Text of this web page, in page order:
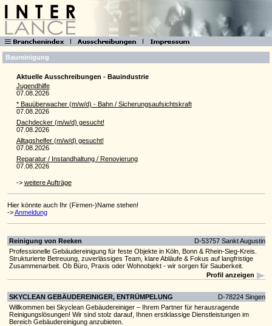
Baureinigung
Aktuelle Ausschreibungen - Bauindustrie
Jugendhilfe
07.08.2026
* Bauüberwacher (m/w/d) - Bahn / Sicherungsaufsichtskraft
07.08.2026
Dachdecker (m/w/d) gesucht!
07.08.2026
Alltagshelfer (m/w/d) gesucht!
07.08.2026
Reparatur / Instandhaltung / Renovierung
07.08.2026
-> weitere Aufträge
Hier könnte auch Ihr (Firmen-)Name stehen!
->Anmeldung
Reinigung von Reeken
D-53757 Sankt Augustin
Professionelle Gebäudereinigung für feste Objekte in Köln, Bonn & Rhein-Sieg-Kreis.
Strukturierte Betreuung, zuverlässiges Team, klare Abläufe & Fokus auf langfristige
Zusammenarbeit. Ob Büro, Praxis oder Wohnobjekt - wir sorgen für Sauberkeit.
Profil anzeigen
SKYCLEAN GEBÄUDEREINIGER, ENTRÜMPELUNG
D-78224 Singen
Willkommen bei Skyclean Gebäudereiniger – Ihrem Partner für herausragende
Reinigungslösungen! Wir sind stolz darauf, Ihnen erstklassige Dienstleistungen im
Bereich Gebäudereinigung anzubieten.